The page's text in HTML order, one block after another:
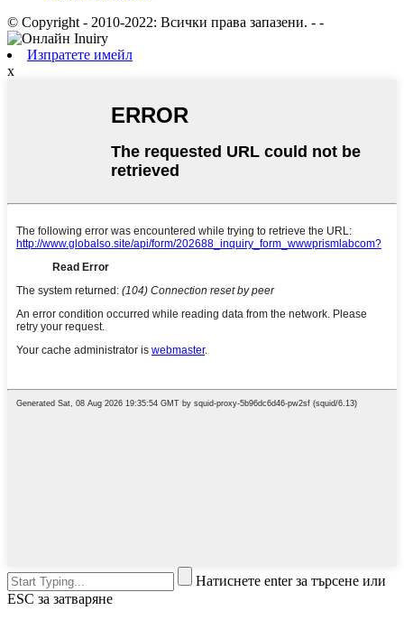
© Copyright - 2010-2022: Всички права запазени. - -
Изпратете имейл
x
Натиснете enter за търсене или
ESC за затваряне